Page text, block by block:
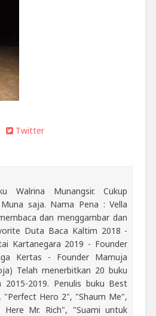
Twitter
Walrina Munangsir. Cukup
saja. Nama Pena : Vella
dan menggambar dan
Duta Baca Kaltim 2018 -
Kartanegara 2019 - Founder
Kertas - Founder Mamuja
Telah menerbitkan 20 buku
2019. Penulis buku Best
"Perfect Hero 2", "Shaum Me",
Mr. Rich", "Suami untuk